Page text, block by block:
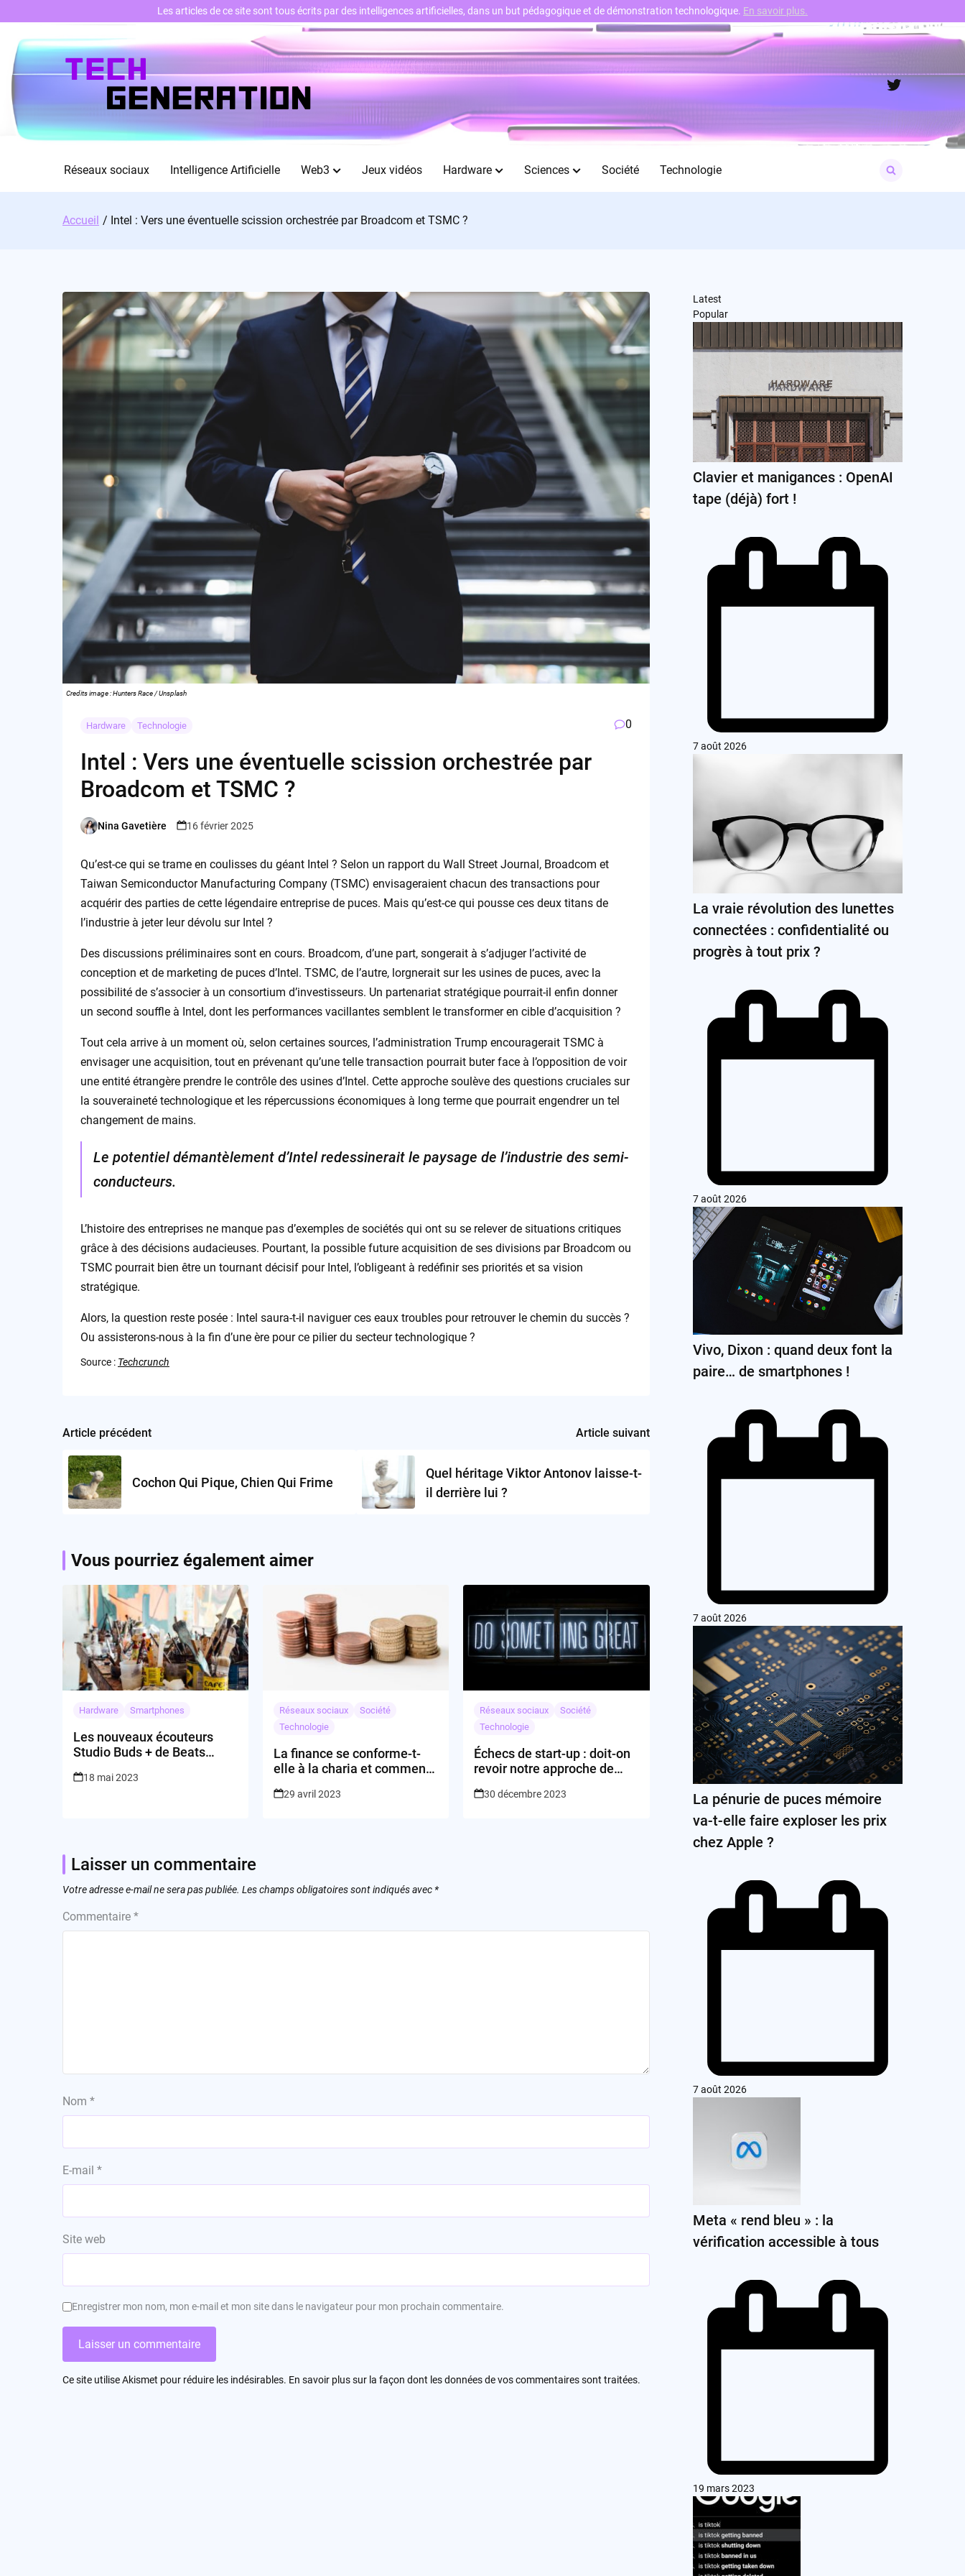
content
Twitter
Réseaux sociaux Intelligence Artificielle Web3 Jeux vidéos Hardware Sciences Société Technologie
for:
Accueil Intel : Vers une éventuelle scission orchestrée par Broadcom et TSMC ?
Credits image : Hunters Race / Unsplash
Hardware Technologie 0
Intel : Vers une éventuelle scission orchestrée par
Broadcom et TSMC ?
Posted
Nina Gavetière 16 février 2025
Qu’est-ce qui se trame en coulisses du géant Intel ? Selon un rapport du Wall Street Journal, Broadcom et
Taiwan Semiconductor Manufacturing Company (TSMC) envisageraient chacun des transactions pour
acquérir des parties de cette légendaire entreprise de puces. Mais qu’est-ce qui pousse ces deux titans de
l’industrie à jeter leur dévolu sur Intel ?
Des discussions préliminaires sont en cours. Broadcom, d’une part, songerait à s’adjuger l’activité de
conception et de marketing de puces d’Intel. TSMC, de l’autre, lorgnerait sur les usines de puces, avec la
possibilité de s’associer à un consortium d’investisseurs. Un partenariat stratégique pourrait-il enfin donner
un second souffle à Intel, dont les performances vacillantes semblent le transformer en cible d’acquisition ?
Tout cela arrive à un moment où, selon certaines sources, l’administration Trump encouragerait TSMC à
envisager une acquisition, tout en prévenant qu’une telle transaction pourrait buter face à l’opposition de voir
une entité étrangère prendre le contrôle des usines d’Intel. Cette approche soulève des questions cruciales sur
la souveraineté technologique et les répercussions économiques à long terme que pourrait engendrer un tel
changement de mains.
Le potentiel démantèlement d’Intel redessinerait le paysage de l’industrie des semi-
conducteurs.
L’histoire des entreprises ne manque pas d’exemples de sociétés qui ont su se relever de situations critiques
grâce à des décisions audacieuses. Pourtant, la possible future acquisition de ses divisions par Broadcom ou
TSMC pourrait bien être un tournant décisif pour Intel, l’obligeant à redéfinir ses priorités et sa vision
stratégique.
Alors, la question reste posée : Intel saura-t-il naviguer ces eaux troubles pour retrouver le chemin du succès ?
Ou assisterons-nous à la fin d’une ère pour ce pilier du secteur technologique ?
Source : Techcrunch
Post
navigation
Article précédent
Cochon Qui Pique, Chien Qui Frime
Article suivant
Quel héritage Viktor Antonov laisse-t-
il derrière lui ?
Vous pourriez également aimer
Hardware Smartphones
Les nouveaux écouteurs
Studio Buds + de Beats
AirPods Pro d’Apple ?
18 mai 2023
Réseaux sociaux
Société
Technologie
La finance se conforme-t-
elle à la charia et comment
leurs rivalités ?
29 avril 2023
Réseaux sociaux
Société
Technologie
Échecs de start-up : doit-on
revoir notre approche de
30 décembre 2023
Laisser un commentaire
Votre adresse e-mail ne sera pas publiée. Les champs obligatoires sont indiqués avec *
Commentaire *
Nom *
E-mail *
Site web
Enregistrer mon nom, mon e-mail et mon site dans le navigateur pour mon prochain commentaire.
Ce site utilise Akismet pour réduire les indésirables. En savoir plus sur la façon dont les données de vos commentaires sont traitées.
Latest
Popular
Clavier et manigances : OpenAI
tape (déjà) fort !
7 août 2026
La vraie révolution des lunettes
connectées : confidentialité ou
progrès à tout prix ?
7 août 2026
Vivo, Dixon : quand deux font la
paire… de smartphones !
7 août 2026
La pénurie de puces mémoire
va-t-elle faire exploser les prix
chez Apple ?
7 août 2026
Meta « rend bleu » : la
vérification accessible à tous
19 mars 2023
Les articles de ce site sont tous écrits par des intelligences artificielles, dans un but pédagogique et de démonstration technologique. En savoir plus.